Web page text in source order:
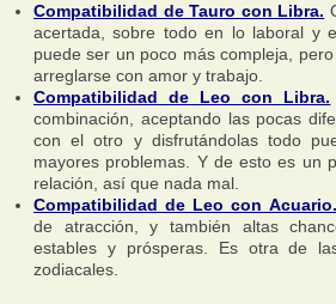
Compatibilidad de Tauro con Libra.
acertada, sobre todo en lo laboral y
puede ser un poco más compleja,
arreglarse con amor y trabajo.
Compatibilidad de Leo con Libra.
combinación, aceptando las pocas
con el otro y disfrutándolas todo
mayores problemas. Y de esto es un
relación, así que nada mal.
Compatibilidad de Leo con Acuario.
de atracción, y también altas
estables y prósperas. Es otra de
zodiacales.